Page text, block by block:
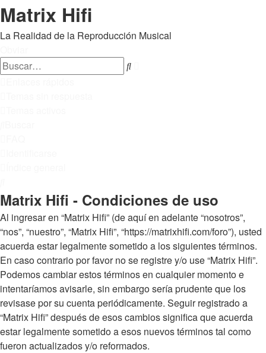
Matrix Hifi
La Realidad de la Reproducción Musical
Buscar
Matrix Hifi - Condiciones de uso
Al ingresar en “Matrix Hifi” (de aquí en adelante “nosotros”,
“nos”, “nuestro”, “Matrix Hifi”, “https://matrixhifi.com/foro”), usted
acuerda estar legalmente sometido a los siguientes términos.
En caso contrario por favor no se registre y/o use “Matrix Hifi”.
Podemos cambiar estos términos en cualquier momento e
intentaríamos avisarle, sin embargo sería prudente que los
revisase por su cuenta periódicamente. Seguir registrado a
“Matrix Hifi” después de esos cambios significa que acuerda
estar legalmente sometido a esos nuevos términos tal como
fueron actualizados y/o reformados.